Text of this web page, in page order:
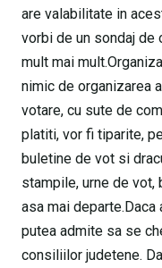
are valabilitate in
vorbi de un sondaj de
mult mai
nimic de organizarea
votare, cu sute de
platiti, vor fi tiparite,
buletine de vot si
stampile, urne de
asa mai departe.Daca
putea admite sa se
consiliilor judetene.